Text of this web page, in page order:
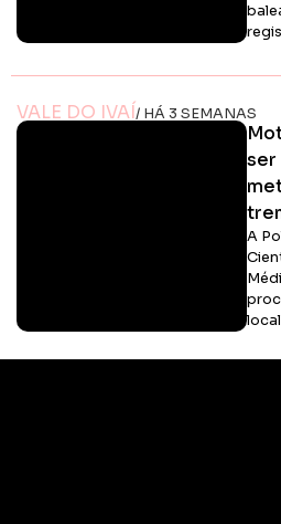
VALE DO IVAÍ/ HÁ 3 SEMANAS
ser
A
local